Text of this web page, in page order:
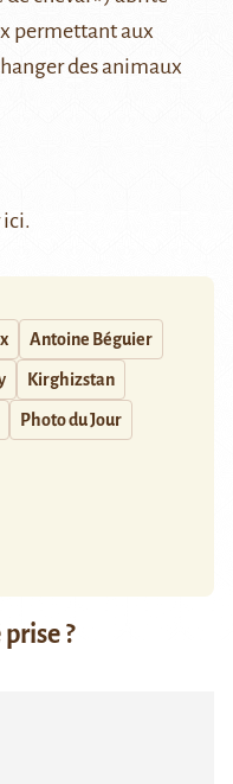
permettant aux
des animaux
ici.
Antoine Béguier
Kirghizstan
Photo du Jour
?